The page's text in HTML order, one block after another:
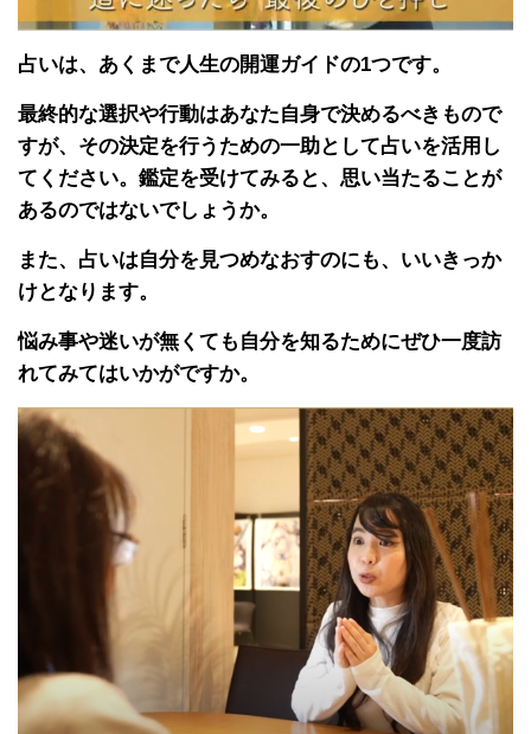
占いは、あくまで人生の開運ガイドの1つです。
最終的な選択や行動はあなた自身で決めるべきもので
すが、その決定を行うための一助として占いを活用し
てください。鑑定を受けてみると、思い当たることが
あるのではないでしょうか。
また、占いは自分を見つめなおすのにも、いいきっか
けとなります。
悩み事や迷いが無くても自分を知るためにぜひ一度訪
れてみてはいかがですか。